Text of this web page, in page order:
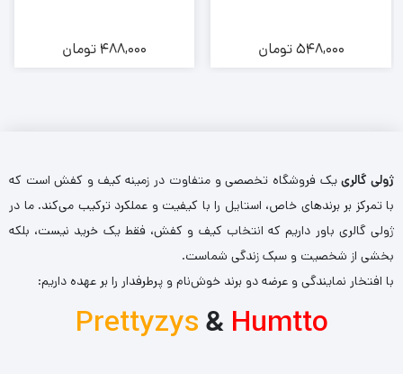
548,000تومان 488,000 تومان
ژولی گالرییک فروشگاه تخصصی و متفاوت در زمینه کیف و کفش است که
با تمرکز بر برندهای خاص، استایل را با کیفیت و عملکرد ترکیب می‌کند. ما در
ژولی گالری باور داریم که انتخاب کیف و کفش، فقط یک خرید نیست، بلکه
بخشی از شخصیت و سبک زندگی شماست.
با افتخار نمایندگی و عرضه دو برند خوش‌نام و پرطرفدار را بر عهده داریم:
Prettyzys& Humtto